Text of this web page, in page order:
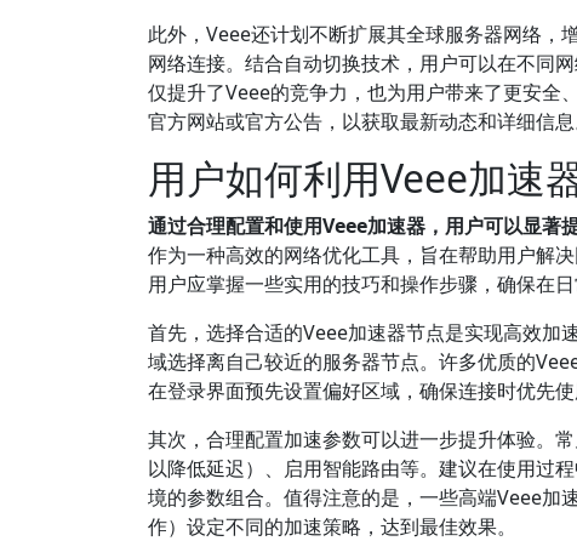
此外，Veee还计划不断扩展其全球服务器网络，
网络连接。结合自动切换技术，用户可以在不同
仅提升了Veee的竞争力，也为用户带来了更安全
官方网站或官方公告，以获取最新动态和详细信息
用户如何利用Veee加速
通过合理配置和使用Veee加速器，用户可以显著
作为一种高效的网络优化工具，旨在帮助用户解
用户应掌握一些实用的技巧和操作步骤，确保在
首先，选择合适的Veee加速器节点是实现高效加
域选择离自己较近的服务器节点。许多优质的
在登录界面预先设置偏好区域，确保连接时优先
其次，合理配置加速参数可以进一步提升体验。
以降低延迟）、启用智能路由等。建议在使用过
境的参数组合。值得注意的是，一些高端Veee加
作）设定不同的加速策略，达到最佳效果。